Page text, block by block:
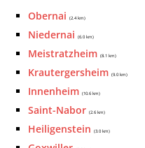
Obernai (2.4 km)
Niedernai (6.0 km)
Meistratzheim (8.1 km)
Krautergersheim (9.0 km)
Innenheim (10.6 km)
Saint-Nabor (2.6 km)
Heiligenstein (3.0 km)